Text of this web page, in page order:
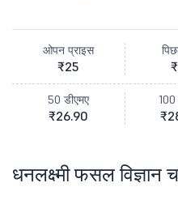
ओपन प्राइस
₹25
50 डीएमए
₹26.90
100
धनलक्ष्मी फसल विज्ञान